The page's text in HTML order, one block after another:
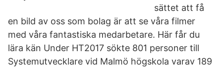
sättet att få
en bild av oss som bolag är att se våra filmer
med våra fantastiska medarbetare. Här får du
lära kän Under HT2017 sökte 801 personer till
Systemutvecklare vid Malmö högskola varav 189